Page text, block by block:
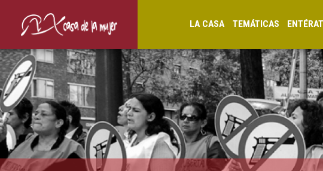
LA CASA TEMÁTICAS